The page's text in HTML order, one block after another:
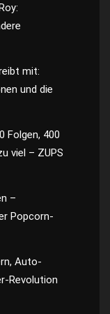
mit:
und die
Folgen, 400
viel – ZUPS
–
Popcorn-
Auto-
Revolution